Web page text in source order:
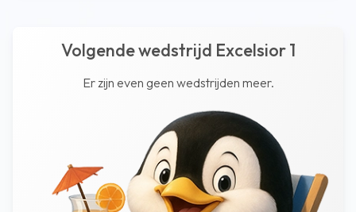
Volgende wedstrijd Excelsior 1
Er zijn even geen wedstrijden meer.